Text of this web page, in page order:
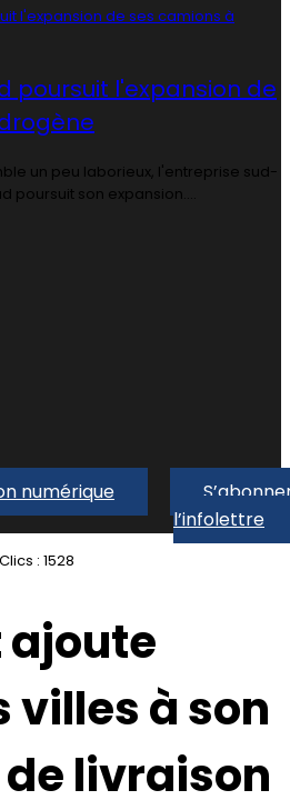
poursuit l'expansion de
un peu laborieux, l'entreprise sud-
poursuit son expansion....
numérique
l’infolettre
Clics : 1528
villes à son
livraison